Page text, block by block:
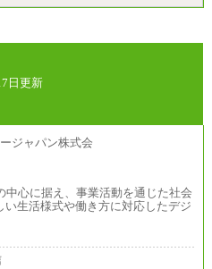
日更新
中心に据え、事業活動を通じた社会
生活様式や働き方に対応したデジ